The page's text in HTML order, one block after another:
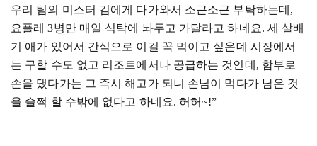
우리 팀의 미스터 김에게 다가와서 소근소근 부탁하는데 ,
요플레 3병만 매일 식탁에 놔두고 가달라고 하네요. 세 살배
기 애가 있어서 간식으로 이걸 꼭 먹이고 싶은데 시장에서
는 구할 수도 없고 리조트에서나 공급하는 것인데 , 함부로
손을 댔다가는 그 즉시 해고가 되니 손님이 먹다가 남은 것
을 슬쩍 할 수밖에 없다고 하네요.허허~!”